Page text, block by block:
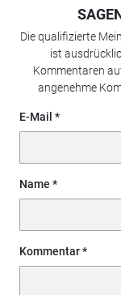
Die qualifizierte
ist
Kommentaren
angenehme
E-Mail
Name
Kommentar